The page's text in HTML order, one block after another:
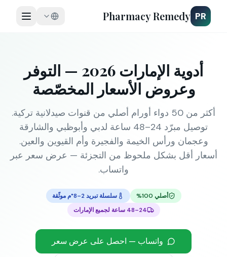
PR
Pharmacy Remedy
أدوية الإمارات 2026 — التوفر
وعروض الأسعار المخصّصة
أكثر من 50 دواء أورام أصلي من قنوات صيدلانية تركية.
توصيل مبرّد 24–48 ساعة لدبي وأبوظبي والشارقة
وعجمان ورأس الخيمة والفجيرة وأم القيوين والعين.
أسعار أقل بشكل ملحوظ من التجزئة — عرض سعر عبر
واتساب.
أصلي 100%
سلسلة تبريد 2–8°م موثّقة
24–48 ساعة لجميع الإمارات
واتساب — احصل على عرض سعر